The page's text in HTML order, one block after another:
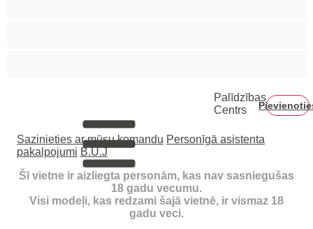
Palīdzības
Centrs
Sazinieties ar mūsu komandu Personīgā asistenta
pakalpojumi B.U.J
Šī vietne ir aizliegta personām, kas nav sasniegušas
18 gadu vecumu.
Visi modeļi, kas redzami šajā vietnē, ir vismaz 18
gadu veci.